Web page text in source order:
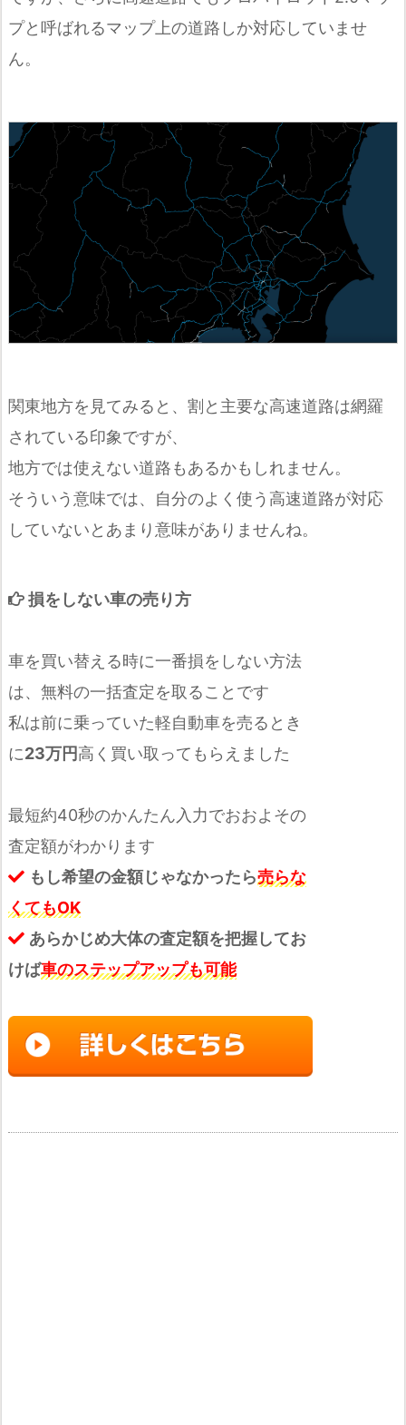
プと呼ばれるマップ上の道路しか対応していませ
ん。
関東地方を見てみると、割と主要な高速道路は網羅
されている印象ですが、
地方では使えない道路もあるかもしれません。
そういう意味では、自分のよく使う高速道路が対応
していないとあまり意味がありませんね。
損をしない車の売り方
車を買い替える時に一番損をしない方法
は、無料の一括査定を取ることです
私は前に乗っていた軽自動車を売るとき
に23万円高く買い取ってもらえました
最短約40秒のかんたん入力でおおよその
査定額がわかります
もし希望の金額じゃなかったら売らな
くてもOK
あらかじめ大体の査定額を把握してお
けば車のステップアップも可能